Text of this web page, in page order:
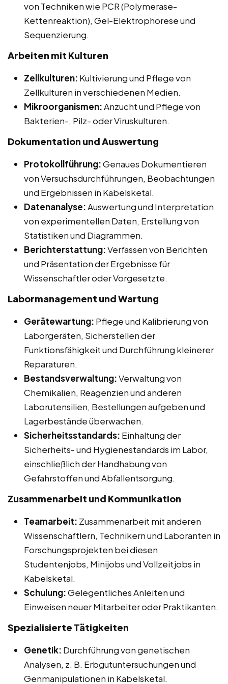
von Techniken wie PCR (Polymerase-
Kettenreaktion), Gel-Elektrophorese und
Sequenzierung.
Arbeiten mit Kulturen
Zellkulturen: Kultivierung und Pflege von
Zellkulturen in verschiedenen Medien.
Mikroorganismen:Anzucht und Pflege von
Bakterien-, Pilz- oder Viruskulturen.
Dokumentation und Auswertung
Protokollführung:Genaues Dokumentieren
von Versuchsdurchführungen, Beobachtungen
und Ergebnissen in Kabelsketal.
Datenanalyse:Auswertung und Interpretation
von experimentellen Daten, Erstellung von
Statistiken und Diagrammen.
Berichterstattung:Verfassen von Berichten
und Präsentation der Ergebnisse für
Wissenschaftler oder Vorgesetzte.
Labormanagement und Wartung
Gerätewartung: Pflege und Kalibrierung von
Laborgeräten, Sicherstellen der
Funktionsfähigkeit und Durchführung kleinerer
Reparaturen.
Bestandsverwaltung:Verwaltung von
Chemikalien, Reagenzien und anderen
Laborutensilien, Bestellungen aufgeben und
Lagerbestände überwachen.
Sicherheitsstandards: Einhaltung der
Sicherheits- und Hygienestandards im Labor,
einschließlich der Handhabung von
Gefahrstoffen und Abfallentsorgung.
Zusammenarbeit und Kommunikation
Teamarbeit: Zusammenarbeit mit anderen
Wissenschaftlern, Technikern und Laboranten in
Forschungsprojekten bei diesen
Studentenjobs, Minijobs und Vollzeitjobs in
Kabelsketal.
Schulung:Gelegentliches Anleiten und
Einweisen neuer Mitarbeiter oder Praktikanten.
Spezialisierte Tätigkeiten
Genetik: Durchführung von genetischen
Analysen, z. B. Erbgutuntersuchungen und
Genmanipulationen in Kabelsketal.